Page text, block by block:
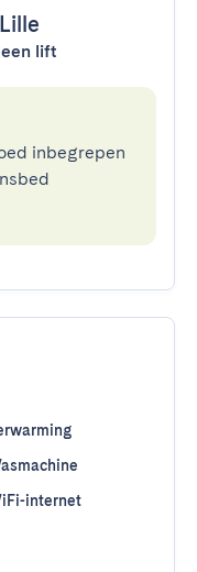
Lille
lift
inbegrepen
internet